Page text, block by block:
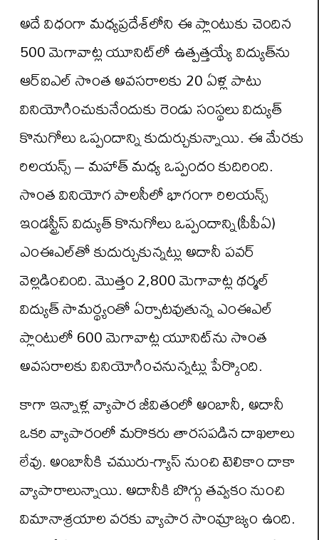
అదే విధంగా మధ్యప్రదేశ్‌లోని ఈ ప్లాంటుకు చెందిన
500 మెగావాట్ల యూనిట్‌లో ఉత్పత్తయ్యే విద్యుత్‌ను
ఆర్‌ఐఎల్‌ సొంత అవసరాలకు 20 ఏళ్ల పాటు
వినియోగించుకునేందుకు రెండు సంస్థలు విద్యుత్‌
కొనుగోలు ఒప్పందాన్ని కుదుర్చుకున్నాయి. ఈ మేరకు
రిలయన్స్‌ – మహాత్‌ మధ్య ఒప్పందం కుదిరింది.
సొంత వినియోగ పాలసీలో భాగంగా రిలయన్స్‌
ఇండస్ట్రీస్‌ విద్యుత్‌ కొనుగోలు ఒప్పందాన్ని(పీపీఏ)
ఎంఈఎల్‌తో కుదుర్చుకున్నట్లు అదానీ పవర్‌
వెల్లడించింది. మొత్తం 2,800 మెగావాట్ల థర్మల్‌
విద్యుత్‌ సామర్థ్యంతో ఏర్పాటవుతున్న ఎంఈఎల్‌
ప్లాంటులో 600 మెగావాట్ల యూనిట్‌ను సొంత
అవసరాలకు వినియోగించనున్నట్లు పేర్కొంది.
కాగా ఇన్నాళ్ల వ్యాపార జీవితంలో అంబానీ, అదానీ
ఒకరి వ్యాపారంలో మరొకరు తారసపడిన దాఖలాలు
లేవు. అంబానీకి చమురు-గ్యాస్‌ నుంచి టెలికాం దాకా
వ్యాపారాలున్నాయి. అదానీకి బొగ్గు తవ్వకం నుంచి
విమానాశ్రయాల వరకు వ్యాపార సాంమ్రాజ్యం ఉంది.